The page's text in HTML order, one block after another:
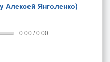
Янголенко)
0:00 / 0:00